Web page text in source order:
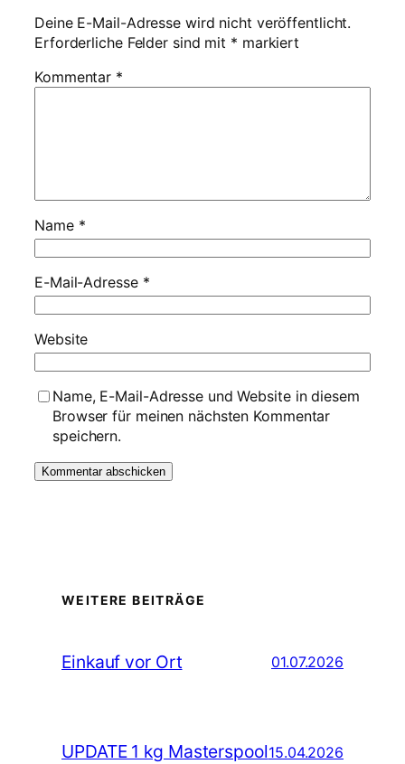
Deine E-Mail-Adresse wird nicht veröffentlicht.
Erforderliche Felder sind mit * markiert
Kommentar *
Name *
E-Mail-Adresse *
Website
Name, E-Mail-Adresse und Website in diesem
Browser für meinen nächsten Kommentar
speichern.
WEITERE BEITRÄGE
Einkauf vor Ort 01.07.2026
UPDATE 1 kg Masterspool15.04.2026